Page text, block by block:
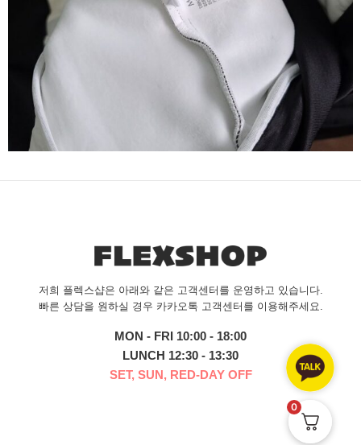
저희 플렉스샵은 아래와 같은 고객센터를 운영하고 있습니다.
빠른 상담을 원하실 경우 카카오톡 고객센터를 이용해주세요.
MON - FRI 10:00 - 18:00
LUNCH 12:30 - 13:30
SET, SUN, RED-DAY OFF
0